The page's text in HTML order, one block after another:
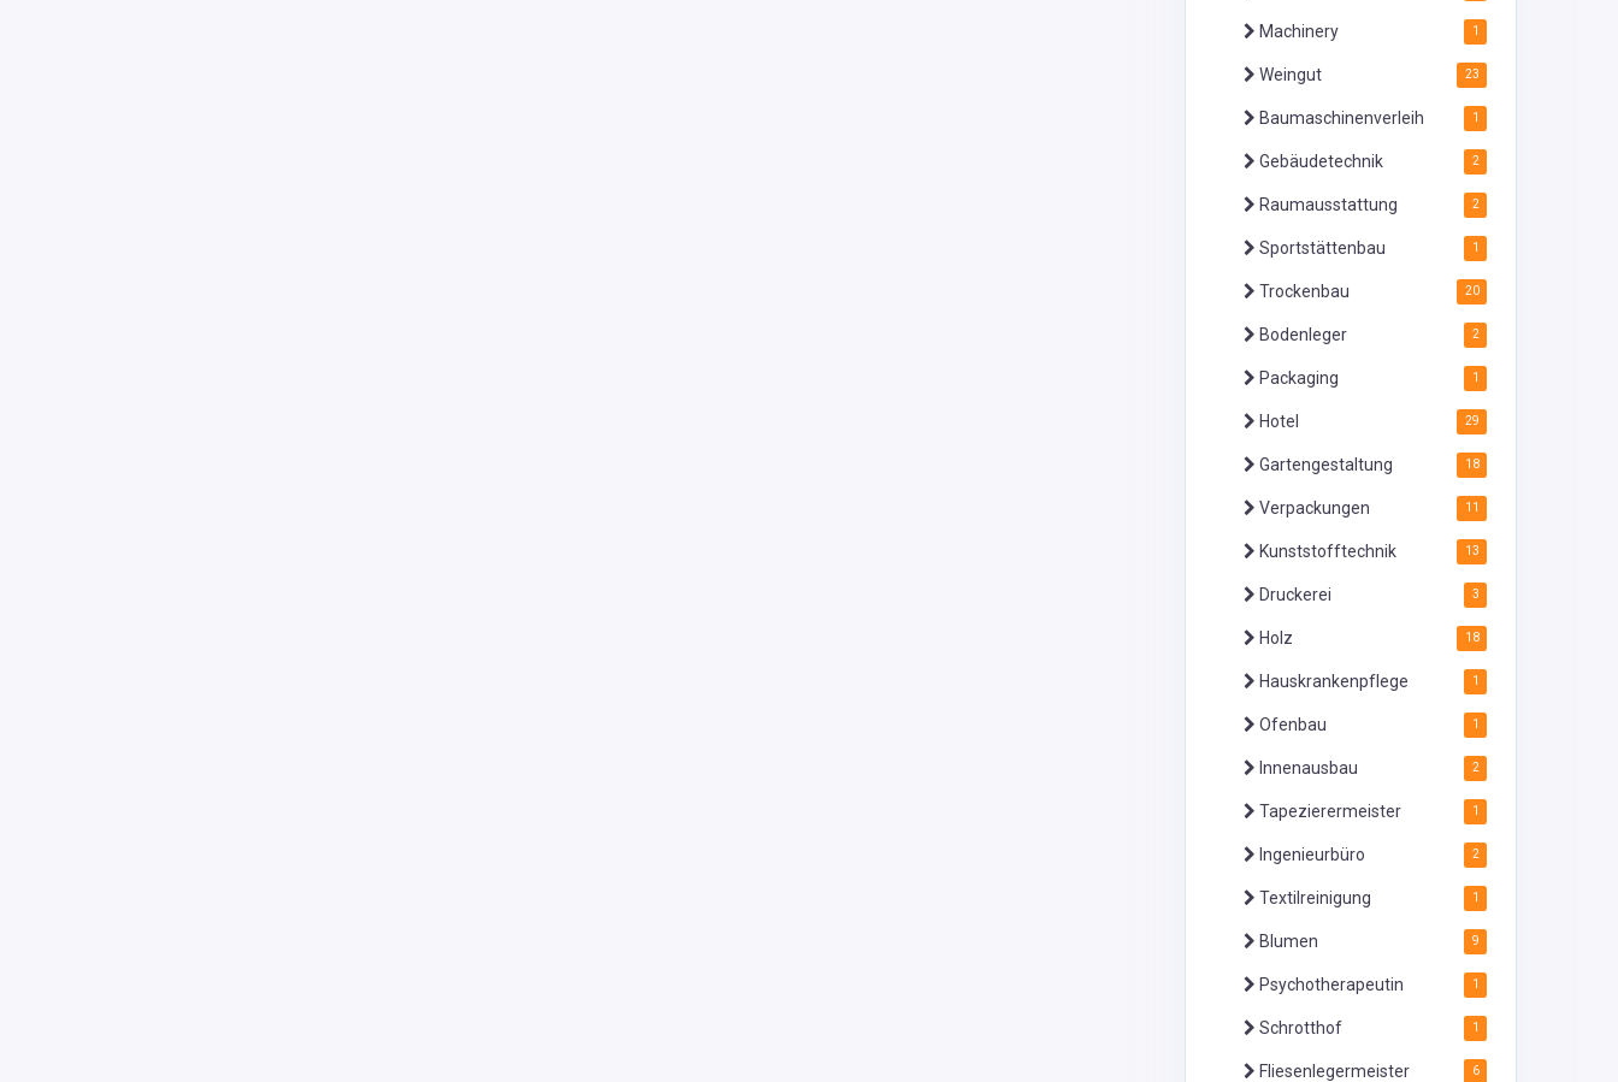
Machinery 1
Weingut 23
Baumaschinenverleih 1
Gebäudetechnik 2
Raumausstattung 2
Sportstättenbau 1
Trockenbau 20
Bodenleger 2
Packaging 1
Hotel 29
Gartengestaltung 18
Verpackungen 11
Kunststofftechnik 13
Druckerei 3
Holz 18
Hauskrankenpflege 1
Ofenbau 1
Innenausbau 2
Tapezierermeister 1
Ingenieurbüro 2
Textilreinigung 1
Blumen 9
Psychotherapeutin 1
Schrotthof 1
Fliesenlegermeister 6